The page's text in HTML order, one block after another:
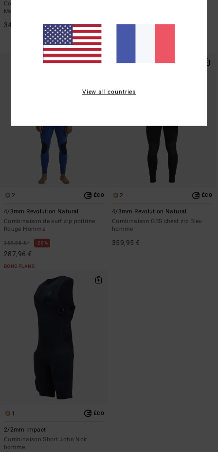
Combinaison de surf zip poitrine
Marron Homme
349,95 € 449,95 €* 20%
2 ÉCO
4/3mm Revolution Natural
Combinaison de surf zip poitrine
Rouge Homme
359,95 €* 20%
287,96 €
BONS PLANS
2 ÉCO
4/3mm Revolution Natural
Combinaison GBS chest zip Bleu
homme
359,95 €
1 ÉCO
2/2mm Impact
Combinaison Short John Noir
homme
View all countries